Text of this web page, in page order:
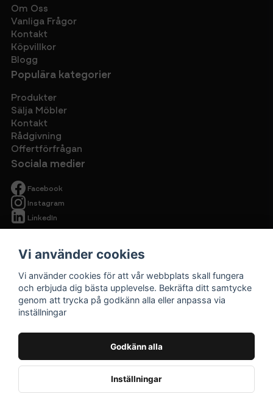
Om Oss
Vanliga Frågor
Kontakt
Köpvillkor
Blogg
Populära kategorier
Produkter
Sälja Möbler
Kontakt
Rådgivning
Offertförfrågan
Sociala medier
Facebook
Instagram
LinkedIn
Begagnade
Cirkulärt ska
vara prisvärt.
Vi använder cookies
Vi använder cookies för att vår webbplats skall fungera
och erbjuda dig bästa upplevelse. Bekräfta ditt samtycke
genom att trycka på godkänn alla eller anpassa via
inställningar
Godkänn alla
Inställningar